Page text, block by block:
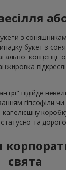
з
букет з
концепції
підійде
гіпсофіли
та
свята